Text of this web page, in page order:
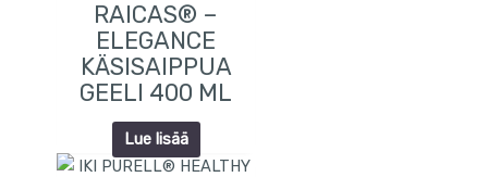
RAICAS® –
ELEGANCE
KÄSISAIPPUA
GEELI 400 ML
Lue lisää